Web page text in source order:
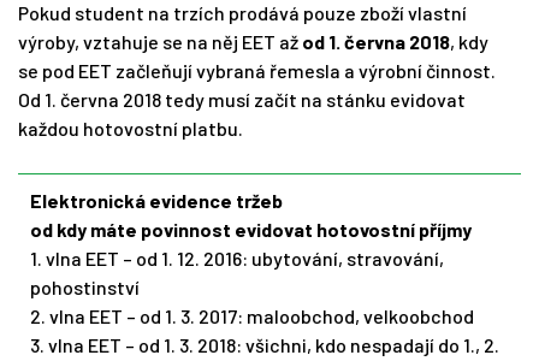
Pokud student na trzích prodává pouze zboží vlastní
výroby, vztahuje se na něj EET až od 1. června 2018, kdy
se pod EET začleňují vybraná řemesla a výrobní činnost.
Od 1. června 2018 tedy musí začít na stánku evidovat
každou hotovostní platbu.
Elektronická evidence tržeb
od kdy máte povinnost evidovat hotovostní příjmy
1. vlna EET – od 1. 12. 2016: ubytování, stravování,
pohostinství
2. vlna EET – od 1. 3. 2017: maloobchod, velkoobchod
3. vlna EET – od 1. 3. 2018: všichni, kdo nespadají do 1., 2.